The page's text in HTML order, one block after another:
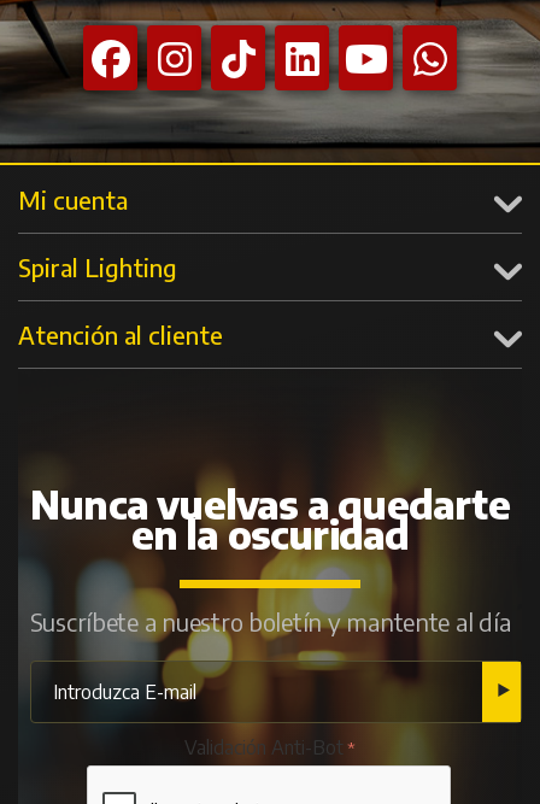
Mi cuenta
Spiral Lighting
Atención al cliente
Nunca vuelvas a quedarte
en la oscuridad
Suscríbete a nuestro boletín y mantente al día
Validación Anti-Bot